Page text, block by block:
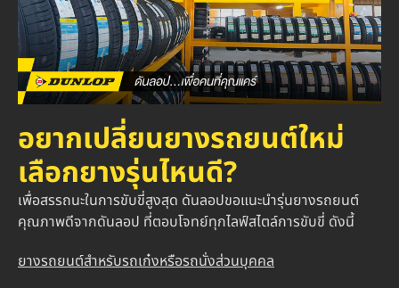
อยากเปลี่ยนยางรถยนต์ใหม่
เลือกยางรุ่นไหนดี?
เพื่อสรรถนะในการขับขี่สูงสุด ดันลอปขอแนะนำรุ่นยางรถยนต์
คุณภาพดีจากดันลอป ที่ตอบโจทย์ทุกไลฟ์สไตล์การขับขี่ ดังนี้
ยางรถยนต์สำหรับรถเก๋งหรือรถนั่งส่วนบุคคล